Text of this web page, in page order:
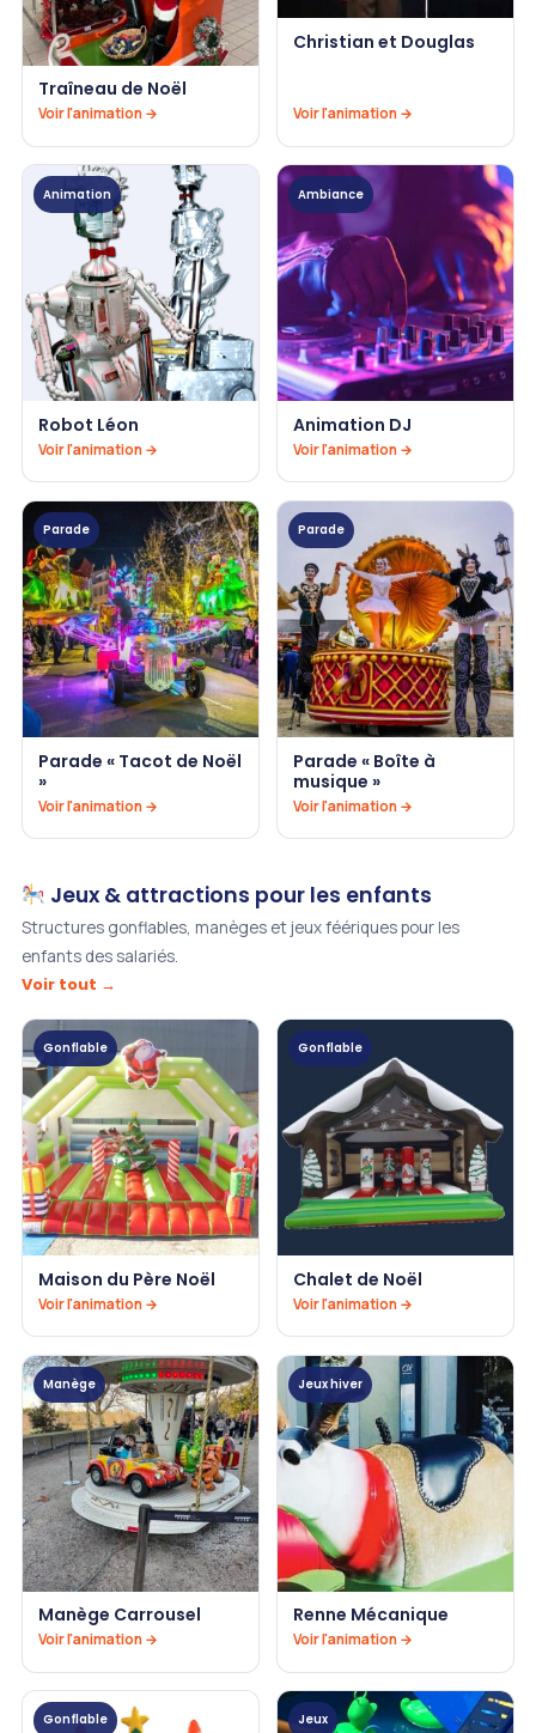
Traîneau de Noël
Voir l'animation →
Christian et Douglas
Voir l'animation →
Animation
Robot Léon
Voir l'animation →
Ambiance
Animation DJ
Voir l'animation →
Parade
Parade « Tacot de Noël
»
Voir l'animation →
Parade
Parade « Boîte à
musique »
Voir l'animation →
Jeux & attractions pour les enfants
Structures gonflables, manèges et jeux féériques pour les
enfants des salariés.
Voir tout →
Gonflable
Maison du Père Noël
Voir l'animation →
Gonflable
Chalet de Noël
Voir l'animation →
Manège
Manège Carrousel
Voir l'animation →
Jeux hiver
Renne Mécanique
Voir l'animation →
Gonflable Jeux